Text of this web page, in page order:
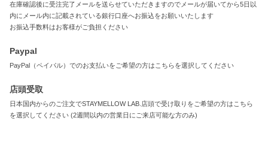
在庫確認後に受注完了メールを送らせていただきますのでメールが届いてから5日以
内にメール内に記載されている銀行口座へお振込をお願いいたします
お振込手数料はお客様がご負担ください
Paypal
PayPal（ペイパル）でのお支払いをご希望の方はこちらを選択してください
店頭受取
日本国内からのご注文でSTAYMELLOW LAB.店頭で受け取りをご希望の方はこちら
を選択してください (2週間以内の営業日にご来店可能な方のみ)